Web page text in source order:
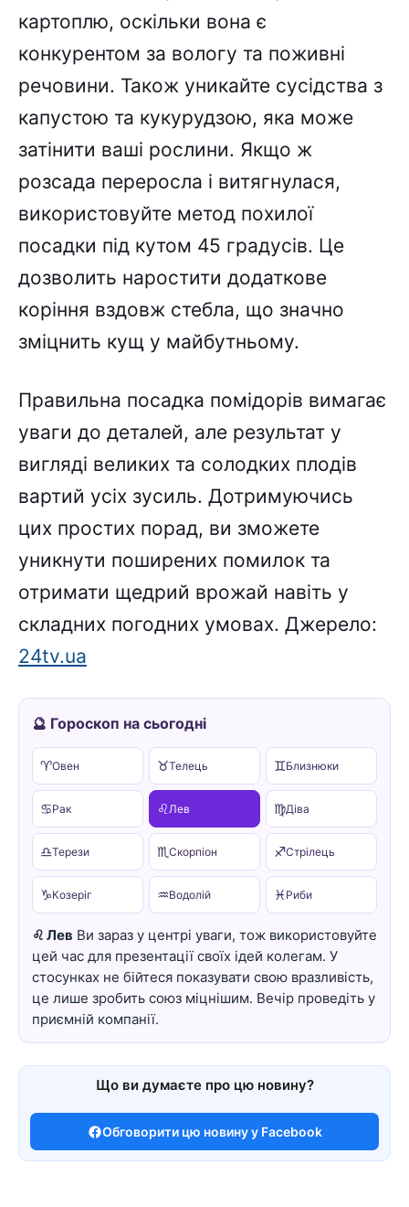
картоплю, оскільки вона є
конкурентом за вологу та поживні
речовини. Також уникайте сусідства з
капустою та кукурудзою, яка може
затінити ваші рослини. Якщо ж
розсада переросла і витягнулася,
використовуйте метод похилої
посадки під кутом 45 градусів. Це
дозволить наростити додаткове
коріння вздовж стебла, що значно
зміцнить кущ у майбутньому.
Правильна посадка помідорів вимагає
уваги до деталей, але результат у
вигляді великих та солодких плодів
вартий усіх зусиль. Дотримуючись
цих простих порад, ви зможете
уникнути поширених помилок та
отримати щедрий врожай навіть у
складних погодних умовах. Джерело:
24tv.ua
🔮 Гороскоп на сьогодні
♈Овен ♉Телець ♊Близнюки
♋Рак ♌ Лев ♍Діва
♎Терези ♏Скорпіон ♐Стрілець
♑Козеріг ♒Водолій ♓ Риби
♌ Лев Ви зараз у центрі уваги, тож використовуйте
цей час для презентації своїх ідей колегам. У
стосунках не бійтеся показувати свою вразливість,
це лише зробить союз міцнішим. Вечір проведіть у
приємній компанії.
Що ви думаєте про цю новину?
Обговорити цю новину у Facebook